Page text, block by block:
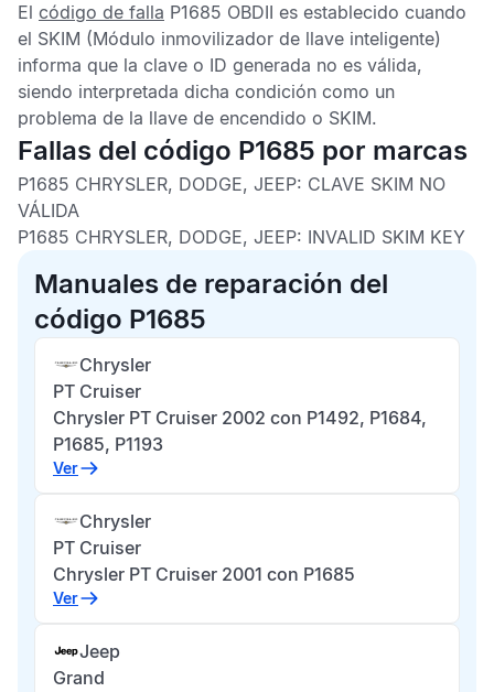
El código de falla P1685 OBDII es establecido cuando
el SKIM (Módulo inmovilizador de llave inteligente)
informa que la clave o ID generada no es válida,
siendo interpretada dicha condición como un
problema de la llave de encendido o SKIM.
Fallas del código P1685 por marcas
P1685 CHRYSLER, DODGE, JEEP: CLAVE SKIM NO
VÁLIDA
P1685 CHRYSLER, DODGE, JEEP: INVALID SKIM KEY
Manuales de reparación del
código P1685
Chrysler
PT Cruiser
Chrysler PT Cruiser 2002 con P1492, P1684,
P1685, P1193
Ver
Chrysler
PT Cruiser
Chrysler PT Cruiser 2001 con P1685
Ver
Jeep
Grand